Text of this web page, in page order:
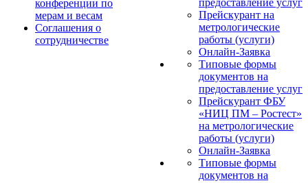
конференции по
мерам и весам
Соглашения о
сотрудничестве
предоставление услуг
Прейскурант на
метрологические
работы (услуги)
Онлайн-Заявка
Типовые формы
документов на
предоставление услуг
Прейскурант ФБУ
«НИЦ ПМ – Ростест»
на метрологические
работы (услуги)
Онлайн-Заявка
Типовые формы
документов на